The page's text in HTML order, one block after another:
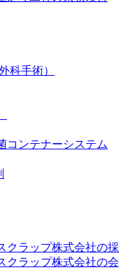
科手術）
コンテナーシステム
クラップ株式会社の
クラップ株式会社の